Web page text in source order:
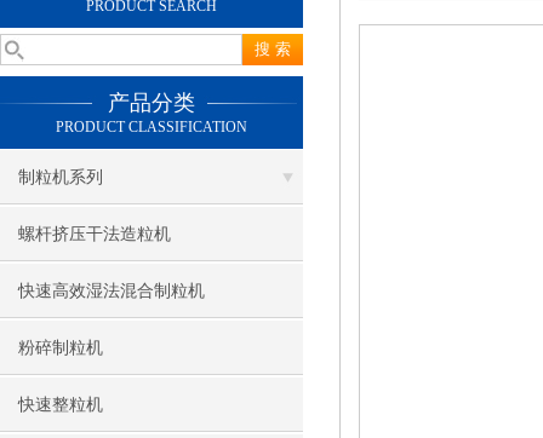
PRODUCT SEARCH
产品分类
PRODUCT CLASSIFICATION
制粒机系列
螺杆挤压干法造粒机
快速高效湿法混合制粒机
粉碎制粒机
快速整粒机